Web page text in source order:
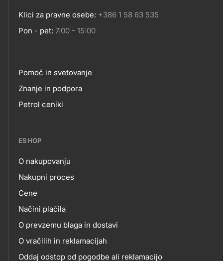
Klici za pravne osebe: +386 1 58 63 535
Pon - pet: 7:00 - 15:00
Footer
links
Pomoč in svetovanje
Znanje in podpora
Petrol ceniki
ESHOP
eshop
O nakupovanju
Nakupni proces
Cene
Načini plačila
O prevzemu blaga in dostavi
O vračilih in reklamacijah
Oddaj odstop od pogodbe ali reklamacijo